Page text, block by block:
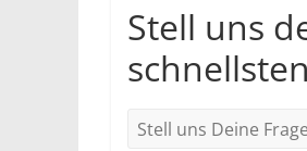
Stell uns